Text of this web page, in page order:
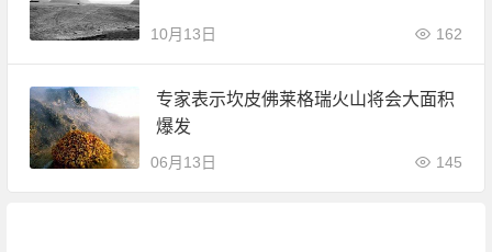
10月13日 162
专家表示坎皮佛莱格瑞火山将会大面积
爆发
06月13日 145